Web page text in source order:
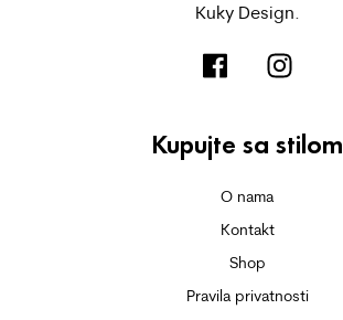
Kuky Design.
Kupujte sa stilom
O nama
Kontakt
Shop
Pravila privatnosti